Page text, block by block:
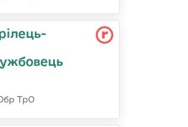
ТрО